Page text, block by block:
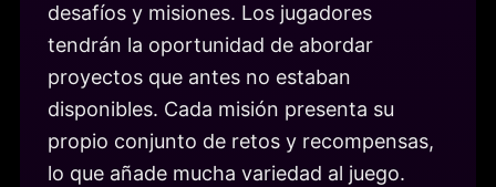
desafíos y misiones. Los jugadores
tendrán la oportunidad de abordar
proyectos que antes no estaban
disponibles. Cada misión presenta su
propio conjunto de retos y recompensas,
lo que añade mucha variedad al juego.